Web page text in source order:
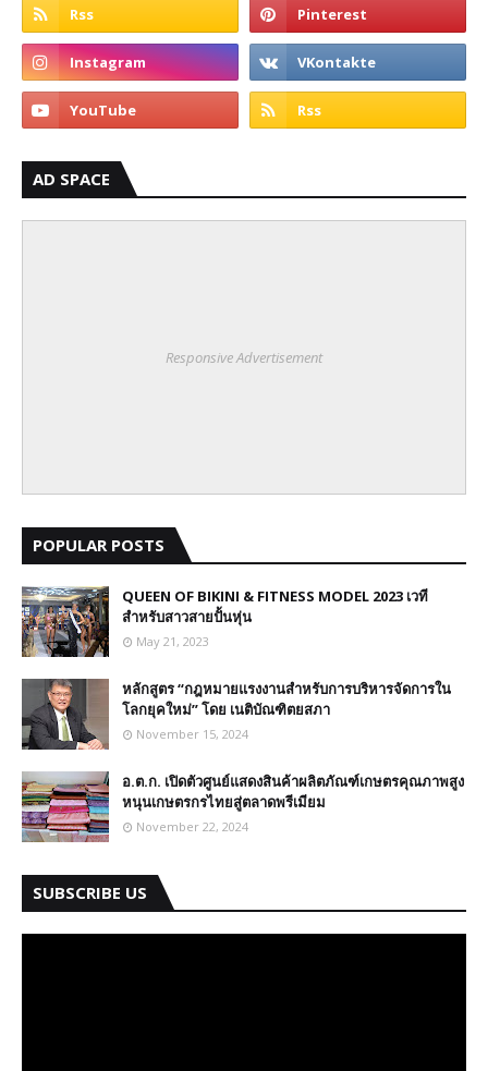
AD SPACE
Responsive Advertisement
POPULAR POSTS
QUEEN OF BIKINI & FITNESS MODEL 2023 เวที
สำหรับสาวสายปั้นหุ่น
May 21, 2023
หลักสูตร “กฎหมายแรงงานสำหรับการบริหารจัดการใน
โลกยุคใหม่” โดย เนติบัณฑิตยสภา
November 15, 2024
อ.ต.ก. เปิดตัวศูนย์แสดงสินค้าผลิตภัณฑ์เกษตรคุณภาพสูง
หนุนเกษตรกรไทยสู่ตลาดพรีเมียม
November 22, 2024
SUBSCRIBE US